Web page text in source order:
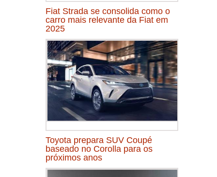
Fiat Strada se consolida como o
carro mais relevante da Fiat em
2025
Toyota prepara SUV Coupé
baseado no Corolla para os
próximos anos